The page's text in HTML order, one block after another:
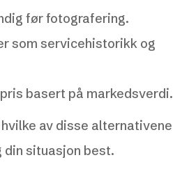
før fotografering.
som servicehistorikk og
basert på markedsverdi.
av disse alternativene
din situasjon best.